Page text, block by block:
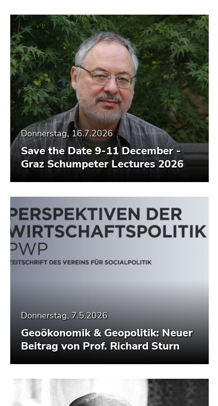
Donnerstag, 16.7.2026
Save the Date 9-11 December -
Graz Schumpeter Lectures 2026
Donnerstag, 7.5.2026
Geoökonomik & Geopolitik: Neuer
Beitrag von Prof. Richard Sturn